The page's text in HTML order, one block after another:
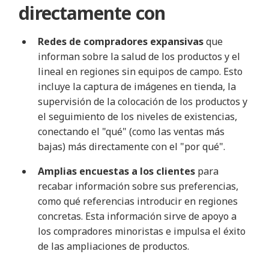
directamente con
Redes de compradores expansivasque
informan sobre la salud de los productos y el
lineal en regiones sin equipos de campo. Esto
incluye la captura de imágenes en tienda, la
supervisión de la colocación de los productos y
el seguimiento de los niveles de existencias,
conectando el "qué" (como las ventas más
bajas) más directamente con el "por qué".
Amplias encuestas a los clientes para
recabar información sobre sus preferencias,
como qué referencias introducir en regiones
concretas. Esta información sirve de apoyo a
los compradores minoristas e impulsa el éxito
de las ampliaciones de productos.